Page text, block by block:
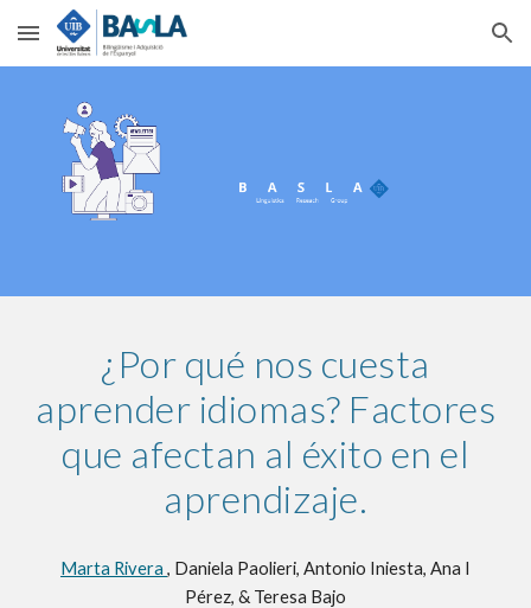
Skip to main content Skip to navigation
¿Por qué nos cuesta
aprender idiomas? Factores
que afectan al éxito en el
aprendizaje.
Marta Rivera , Daniela Paolieri, Antonio Iniesta, Ana I
Pérez, & Teresa Bajo